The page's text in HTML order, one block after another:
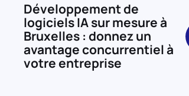
Développement de
logiciels IA sur mesure à
Bruxelles : donnez un
avantage concurrentiel à
votre entreprise